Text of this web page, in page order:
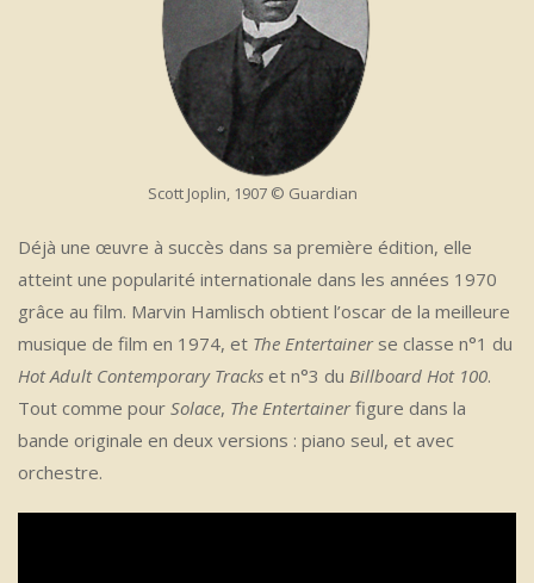
Scott Joplin, 1907 © Guardian
Déjà une œuvre à succès dans sa première édition, elle
atteint une popularité internationale dans les années 1970
grâce au film. Marvin Hamlisch obtient l’oscar de la meilleure
musique de film en 1974, et The Entertainerse classe n°1 du
Hot Adult Contemporary Tracks et n°3 du Billboard Hot 100.
Tout comme pour Solace, The Entertainerfigure dans la
bande originale en deux versions : piano seul, et avec
orchestre.